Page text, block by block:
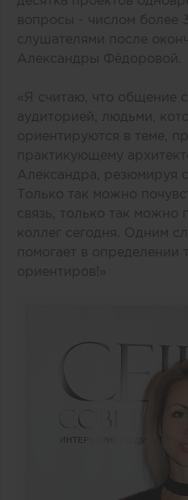
вопросы - числом более
слушателями после
Александры Фёдоровой.
«Я считаю, что общение
аудиторией, людьми,
ориентируются в теме,
практикующему
Александра, резюмируя
Только так можно
связь, только так можно
коллег сегодня. Одним
помогает в определении
ориентиров!»